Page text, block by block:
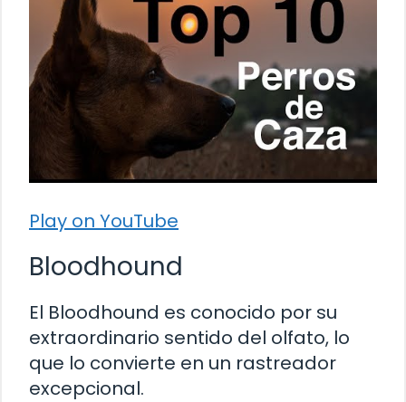
Play on YouTube
Bloodhound
El Bloodhound es conocido por su
extraordinario sentido del olfato, lo
que lo convierte en un rastreador
excepcional.